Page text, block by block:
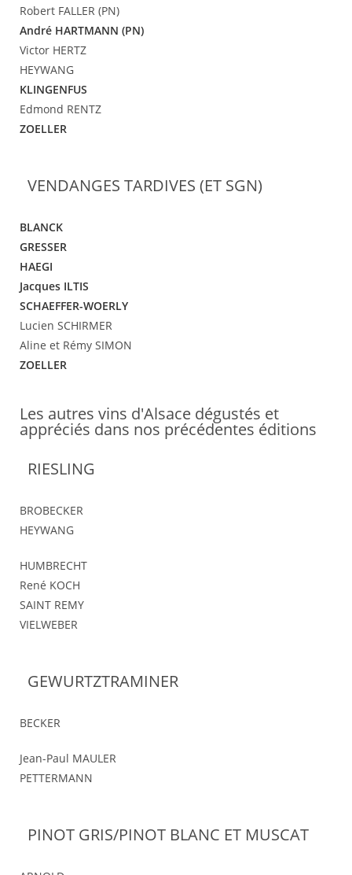
Robert FALLER (PN)
André HARTMANN (PN)
Victor HERTZ
HEYWANG
KLINGENFUS
Edmond RENTZ
ZOELLER
VENDANGES TARDIVES (ET SGN)
BLANCK
GRESSER
HAEGI
Jacques ILTIS
SCHAEFFER-WOERLY
Lucien SCHIRMER
Aline et Rémy SIMON
ZOELLER
Les autres vins d'Alsace dégustés et
appréciés dans nos précédentes éditions
RIESLING
BROBECKER
HEYWANG
HUMBRECHT
René KOCH
SAINT REMY
VIELWEBER
GEWURTZTRAMINER
BECKER
Jean-Paul MAULER
PETTERMANN
PINOT GRIS/PINOT BLANC ET MUSCAT